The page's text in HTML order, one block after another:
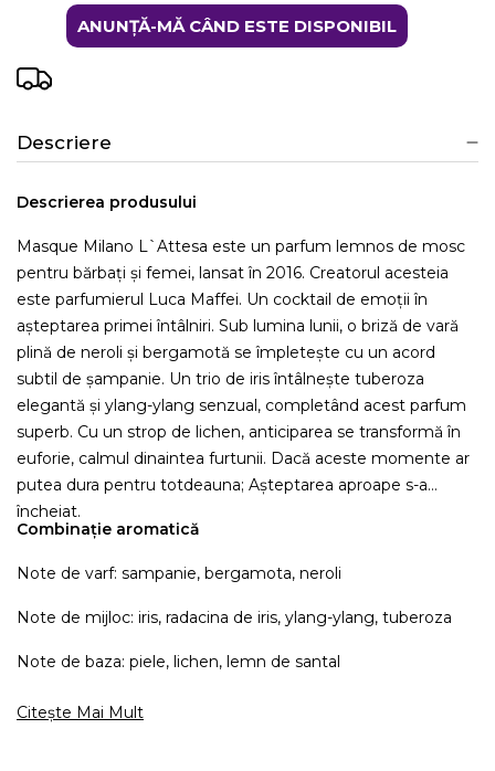
ANUNȚĂ-MĂ CÂND ESTE DISPONIBIL
Descriere
Descrierea produsului
Masque Milano L`Attesa este un parfum lemnos de mosc
pentru bărbați și femei, lansat în 2016. Creatorul acesteia
este parfumierul Luca Maffei. Un cocktail de emoții în
așteptarea primei întâlniri. Sub lumina lunii, o briză de vară
plină de neroli și bergamotă se împletește cu un acord
subtil de șampanie. Un trio de iris întâlnește tuberoza
elegantă și ylang-ylang senzual, completând acest parfum
superb. Cu un strop de lichen, anticiparea se transformă în
euforie, calmul dinaintea furtunii. Dacă aceste momente ar
putea dura pentru totdeauna; Așteptarea aproape s-a
încheiat.
Combinație aromatică
Note de varf: sampanie, bergamota, neroli
Note de mijloc: iris, radacina de iris, ylang-ylang, tuberoza
Note de baza: piele, lichen, lemn de santal
Citește Mai Mult